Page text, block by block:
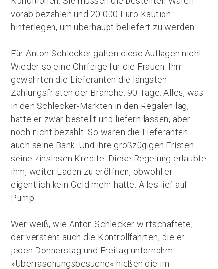
vorab bezahlen und 20 000 Euro Kaution
hinterlegen, um überhaupt beliefert zu werden.
Für Anton Schlecker galten diese Auflagen nicht.
Wieder so eine Ohrfeige für die Frauen. Ihm
gewährten die Lieferanten die längsten
Zahlungsfristen der Branche: 90 Tage. Alles, was
in den Schlecker-Märkten in den Regalen lag,
hatte er zwar bestellt und liefern lassen, aber
noch nicht bezahlt. So waren die Lieferanten
auch seine Bank. Und ihre großzügigen Fristen
seine zinslosen Kredite. Diese Regelung erlaubte
ihm, weiter Läden zu eröffnen, obwohl er
eigentlich kein Geld mehr hatte. Alles lief auf
Pump.
Wer weiß, wie Anton Schlecker wirtschaftete,
der versteht auch die Kontrollfahrten, die er
jeden Donnerstag und Freitag unternahm.
»Überraschungsbesuche« hießen die im